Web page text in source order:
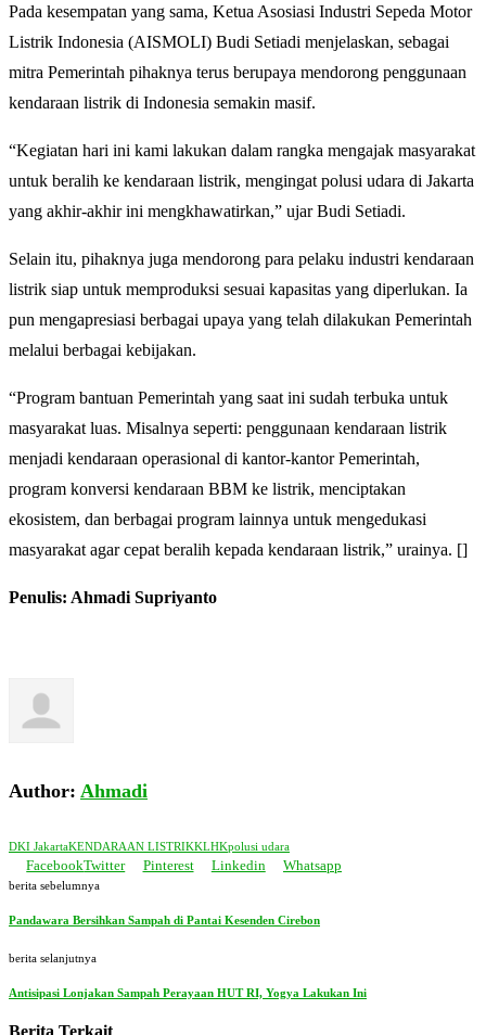
Pada kesempatan yang sama, Ketua Asosiasi Industri Sepeda Motor
Listrik Indonesia (AISMOLI) Budi Setiadi menjelaskan, sebagai
mitra Pemerintah pihaknya terus berupaya mendorong penggunaan
kendaraan listrik di Indonesia semakin masif.
“Kegiatan hari ini kami lakukan dalam rangka mengajak masyarakat
untuk beralih ke kendaraan listrik, mengingat polusi udara di Jakarta
yang akhir-akhir ini mengkhawatirkan,” ujar Budi Setiadi.
Selain itu, pihaknya juga mendorong para pelaku industri kendaraan
listrik siap untuk memproduksi sesuai kapasitas yang diperlukan. Ia
pun mengapresiasi berbagai upaya yang telah dilakukan Pemerintah
melalui berbagai kebijakan.
“Program bantuan Pemerintah yang saat ini sudah terbuka untuk
masyarakat luas. Misalnya seperti: penggunaan kendaraan listrik
menjadi kendaraan operasional di kantor-kantor Pemerintah,
program konversi kendaraan BBM ke listrik, menciptakan
ekosistem, dan berbagai program lainnya untuk mengedukasi
masyarakat agar cepat beralih kepada kendaraan listrik,” urainya. []
Penulis: Ahmadi Supriyanto
Author: Ahmadi
DKI JakartaKENDARAAN LISTRIKKLHKpolusi udara
FacebookTwitter Pinterest Linkedin Whatsapp
berita sebelumnya
Pandawara Bersihkan Sampah di Pantai Kesenden Cirebon
berita selanjutnya
Antisipasi Lonjakan Sampah Perayaan HUT RI, Yogya Lakukan Ini